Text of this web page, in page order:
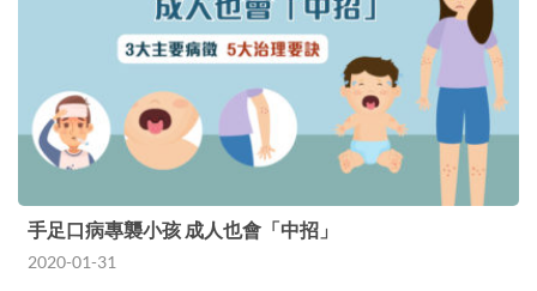
手足口病專襲小孩 成人也會「中招」
2020-01-31